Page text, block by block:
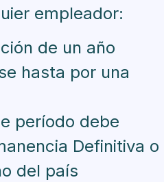
empleador:
de un año
hasta por una
período debe
Definitiva o
del país